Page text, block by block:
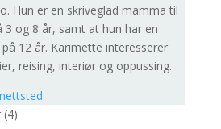
Hun er en skriveglad mamma til
og 8 år, samt at hun har en
12 år. Karimette interesserer
reising, interiør og oppussing.
(4)